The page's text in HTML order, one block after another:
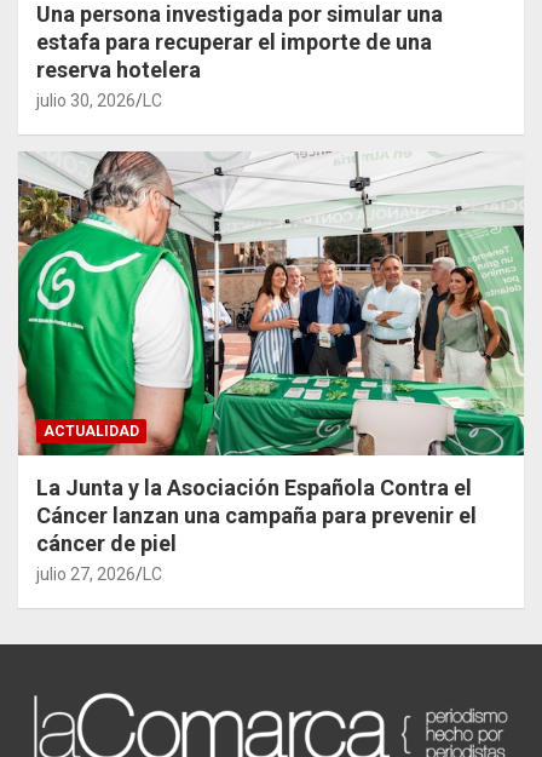
Una persona investigada por simular una
estafa para recuperar el importe de una
reserva hotelera
julio 30, 2026 LC
ACTUALIDAD
La Junta y la Asociación Española Contra el
Cáncer lanzan una campaña para prevenir el
cáncer de piel
julio 27, 2026 LC